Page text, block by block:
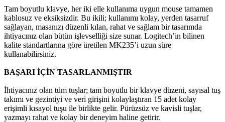
Tam boyutlu klavye, her iki elle kullanıma uygun mouse tamamen
kablosuz ve eksiksizdir. Bu ikili; kullanımı kolay, yerden tasarruf
sağlayan, masanızı düzenli kılan, rahat ve sağlam bir tasarımda
ihtiyacınız olan bütün işlevselliği size sunar. Logitech’in bilinen
kalite standartlarına göre üretilen MK235’i uzun süre
kullanabilirsiniz.
BAŞARI İÇİN TASARLANMIŞTIR
İhtiyacınız olan tüm tuşlar; tam boyutlu bir klavye düzeni, sayısal tuş
takımı ve gezintiyi ve veri girişini kolaylaştıran 15 adet kolay
erişimli kısayol tuşu ile birlikte gelir. Pürüzsüz ve kavisli tuşlar,
yazmayı rahat ve kolay bir deneyim haline getirir.